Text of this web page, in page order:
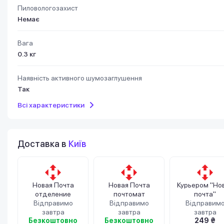
Пиловологозахист
Немає
Вага
0.3 кг
Наявність активного шумозаглушення
Так
Всі характеристики
Доставка в Київ
Новая Почта
отделение
Відправимо
завтра
Безкоштовно
Новая Почта
почтомат
Відправимо
завтра
Безкоштовно
Курьером
почта"
Відправимо
завтра
249 ₴